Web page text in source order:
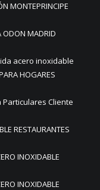
MONTEPRINCIPE
ODON MADRID
acero inoxidable
HOGARES
Cliente
RESTAURANTES
INOXIDABLE
INOXIDABLE